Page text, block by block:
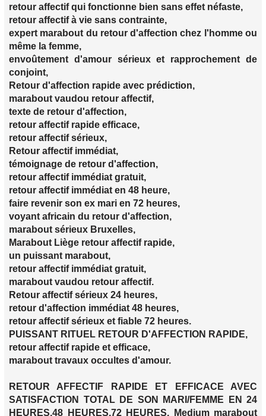
retour affectif qui fonctionne bien sans effet néfaste,
retour affectif à vie sans contrainte,
expert marabout du retour d'affection chez l'homme ou
même la femme,
envoûtement d'amour sérieux et rapprochement de
conjoint,
Retour d'affection rapide avec prédiction,
marabout vaudou retour affectif,
texte de retour d'affection,
retour affectif rapide efficace,
retour affectif sérieux,
Retour affectif immédiat,
témoignage de retour d'affection,
retour affectif immédiat gratuit,
retour affectif immédiat en 48 heure,
faire revenir son ex mari en 72 heures,
voyant africain du retour d'affection,
marabout sérieux Bruxelles,
Marabout Liège retour affectif rapide,
un puissant marabout,
retour affectif immédiat gratuit,
marabout vaudou retour affectif.
Retour affectif sérieux 24 heures,
retour d'affection immédiat 48 heures,
retour affectif sérieux et fiable 72 heures.
PUISSANT RITUEL RETOUR D'AFFECTION RAPIDE,
retour affectif rapide et efficace,
marabout travaux occultes d'amour.
RETOUR AFFECTIF RAPIDE ET EFFICACE AVEC
SATISFACTION TOTAL DE SON MARI/FEMME EN 24
HEURES,48 HEURES,72 HEURES. Medium marabout